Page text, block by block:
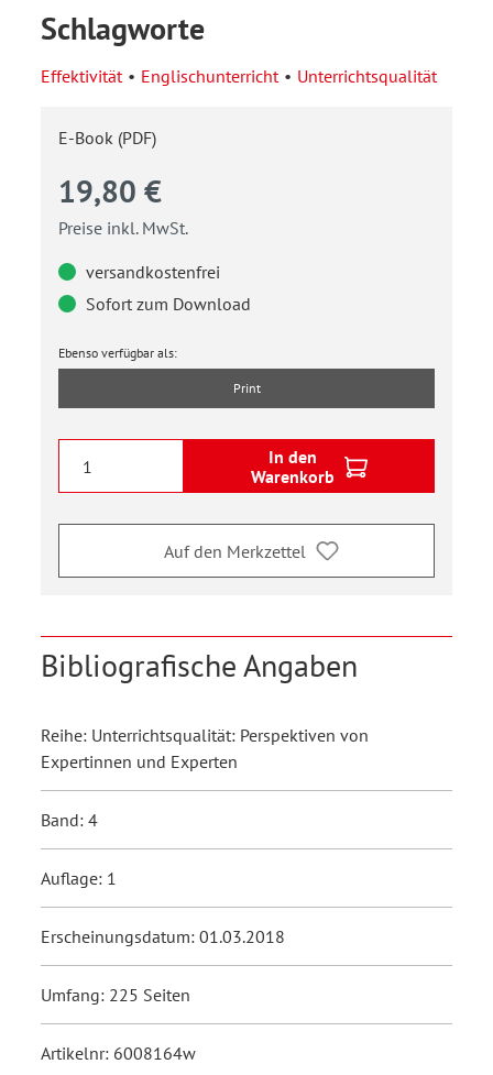
Schlagworte
Effektivität Englischunterricht Unterrichtsqualität
E-Book (PDF)
19,80 €
Preise inkl. MwSt.
versandkostenfrei
Sofort zum Download
Ebenso verfügbar als:
Print
In den
Warenkorb
Auf den Merkzettel
Bibliografische Angaben
Reihe: Unterrichtsqualität: Perspektiven von
Expertinnen und Experten
Band: 4
Auflage: 1
Erscheinungsdatum: 01.03.2018
Umfang: 225 Seiten
Artikelnr: 6008164w